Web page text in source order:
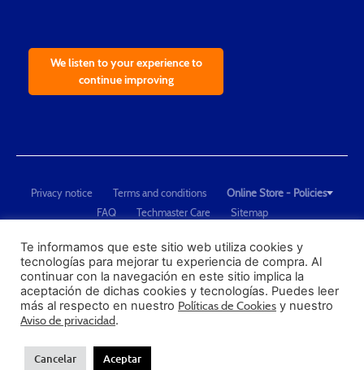
We listen to your experience to
continue improving
Privacy notice Terms and conditions
Online Store - Policies
FAQ
Techmaster Care
Sitemap
"Techmaster de México is The Global Leader in Test Equipment Solutions -
Calibration, Dimensional Measurement and Testing"
PROFECO
CONDUSEF
Te informamos que este sitio web utiliza cookies y
tecnologías para mejorar tu experiencia de compra. Al
continuar con la navegación en este sitio implica la
aceptación de dichas cookies y tecnologías. Puedes leer
más al respecto en nuestro Políticas de Cookies y nuestro
Aviso de privacidad.
Cancelar Aceptar